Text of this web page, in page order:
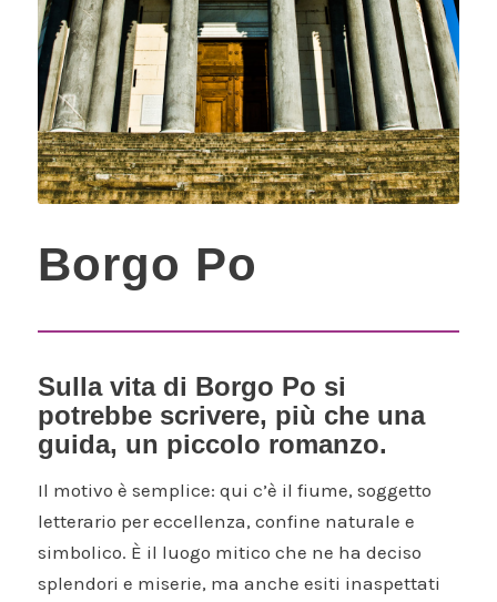
Borgo Po
Sulla vita di Borgo Po si
potrebbe scrivere, più che una
guida, un piccolo romanzo.
Il motivo è semplice: qui c’è il fiume, soggetto
letterario per eccellenza, confine naturale e
simbolico. È il luogo mitico che ne ha deciso
splendori e miserie, ma anche esiti inaspettati